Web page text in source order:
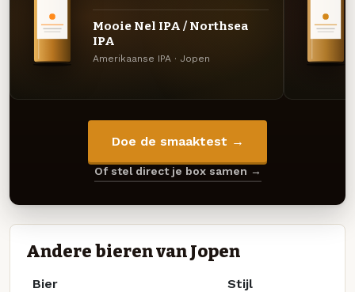
Mooie Nel IPA / Northsea
IPA
Amerikaanse IPA · Jopen
Doe de smaaktest →
Of stel direct je box samen →
Andere bieren van Jopen
Bier Stijl